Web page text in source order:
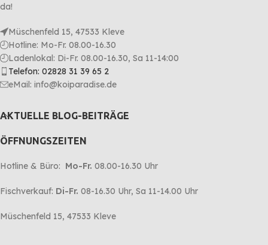
da!
Müschenfeld 15, 47533 Kleve
Hotline: Mo-Fr. 08.00-16.30
Ladenlokal: Di-Fr. 08.00-16.30, Sa 11-14:00
Telefon: 02828 31 39 65 2
eMail: info@koiparadise.de
AKTUELLE BLOG-BEITRÄGE
ÖFFNUNGSZEITEN
Hotline & Büro: Mo-Fr. 08.00-16.30 Uhr
Fischverkauf: Di-Fr. 08-16.30 Uhr, Sa 11-14.00 Uhr
Müschenfeld 15, 47533 Kleve